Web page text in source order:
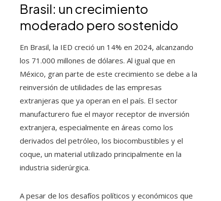
Brasil: un crecimiento
moderado pero sostenido
En Brasil, la IED creció un 14% en 2024, alcanzando
los 71.000 millones de dólares. Al igual que en
México, gran parte de este crecimiento se debe a la
reinversión de utilidades de las empresas
extranjeras que ya operan en el país. El sector
manufacturero fue el mayor receptor de inversión
extranjera, especialmente en áreas como los
derivados del petróleo, los biocombustibles y el
coque, un material utilizado principalmente en la
industria siderúrgica.
A pesar de los desafíos políticos y económicos que